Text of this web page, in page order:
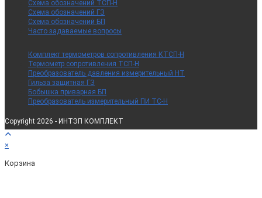
Схема обозначений ТСП-Н
Схема обозначений ГЗ
Схема обозначений БП
Часто задаваемые вопросы
Комплект термометров сопротивления КТСП-Н
Термометр сопротивления ТСП-Н
Преобразователь давления измерительный НТ
Гильза защитная ГЗ
Бобышка приварная БП
Преобразователь измерительный ПИ ТС-Н
Copyright 2026 - ИНТЭП КОМПЛЕКТ
×
Корзина